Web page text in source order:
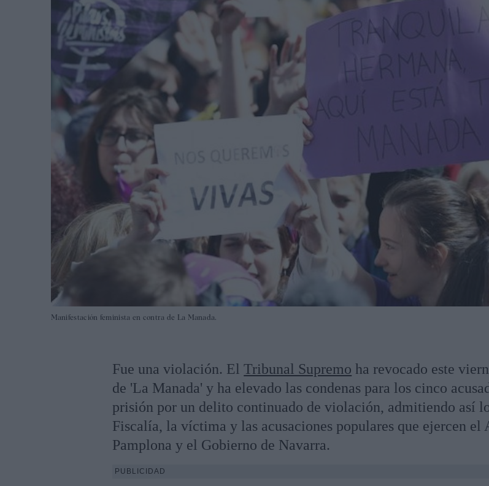
Manifestación feminista en contra de La Manada.
Fue una violación. ElTribunal Supremo ha revocado este
de 'La Manada' y ha elevado las condenas para los cinco
prisión por un delito continuado de violación, admitiendo así
Fiscalía, la víctima y las acusaciones populares que ejercen el
Pamplona y el Gobierno de Navarra.
PUBLICIDAD